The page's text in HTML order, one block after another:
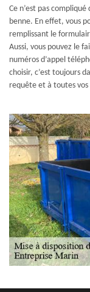
Ce n’est pas
benne. En effet, vous
remplissant le
Aussi, vous pouvez le
numéros d’appel
choisir, c’est toujours
requête et à toutes vos